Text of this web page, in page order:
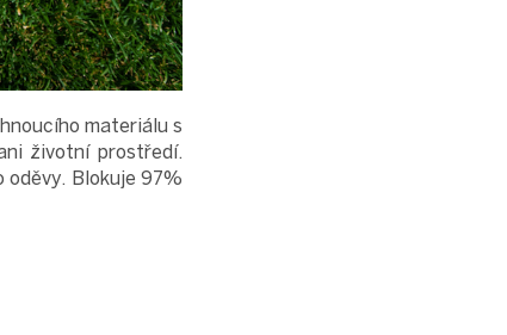
materiálu s
životní prostředí.
Blokuje 97%